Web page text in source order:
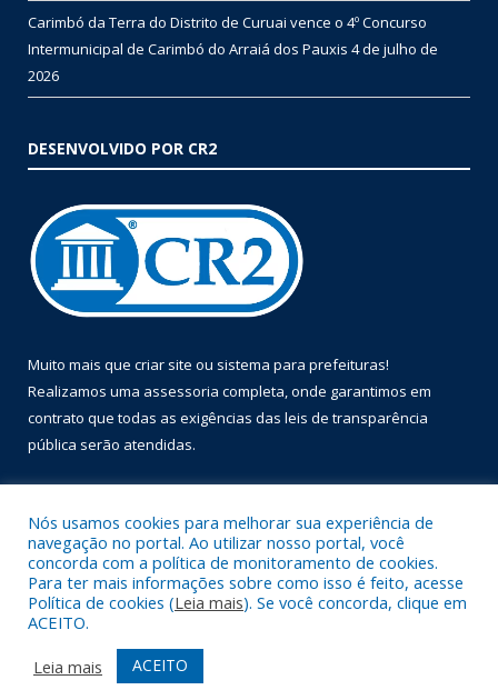
Carimbó da Terra do Distrito de Curuai vence o 4º Concurso
Intermunicipal de Carimbó do Arraiá dos Pauxis 4 de julho de
2026
DESENVOLVIDO POR CR2
Muito mais que criar site ou sistema para prefeituras!
Realizamos uma assessoria completa, onde garantimos em
contrato que todas as exigências das leis de transparência
pública serão atendidas.
Todos os direitos reservados a Prefeitura Municipal de Óbidos.
Mapa do Site
Acessar Área Administrativa
Acessar Webmail
Nós usamos cookies para melhorar sua experiência de
navegação no portal. Ao utilizar nosso portal, você
concorda com a política de monitoramento de cookies.
Para ter mais informações sobre como isso é feito, acesse
Política de cookies (Leia mais). Se você concorda, clique em
ACEITO.
Leia mais
ACEITO